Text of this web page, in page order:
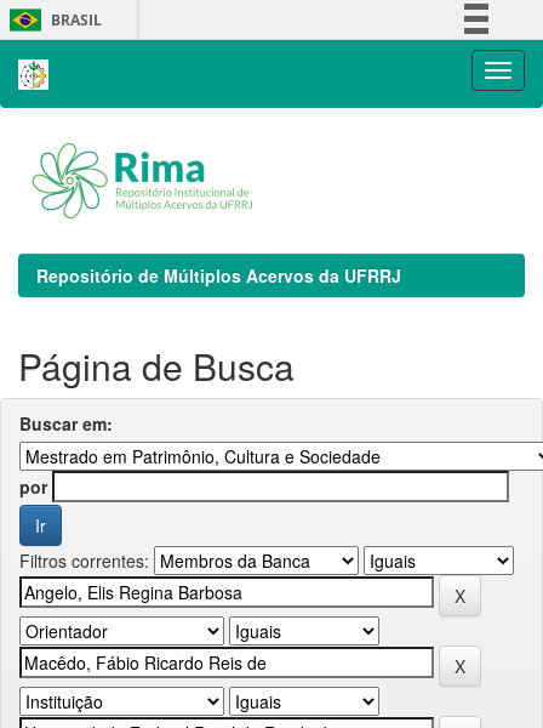
Skip
navigation
BRASIL
Repositório de Múltiplos Acervos da UFRRJ
Página de Busca
Buscar em:
por
Filtros correntes: